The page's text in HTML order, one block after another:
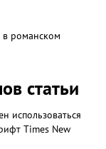
в романском
статьи
использоваться
Times New